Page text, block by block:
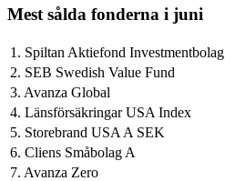
Mest sålda fonderna i juni
1. Spiltan Aktiefond Investmentbolag
2. SEB Swedish Value Fund
3. Avanza Global
4. Länsförsäkringar USA Index
5. Storebrand USA A SEK
6. Cliens Småbolag A
7. Avanza Zero